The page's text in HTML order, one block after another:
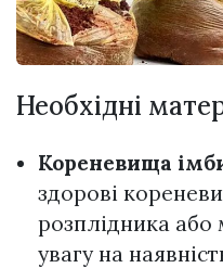
Необхідні
Кореневища
здорові
розплідника або
увагу на